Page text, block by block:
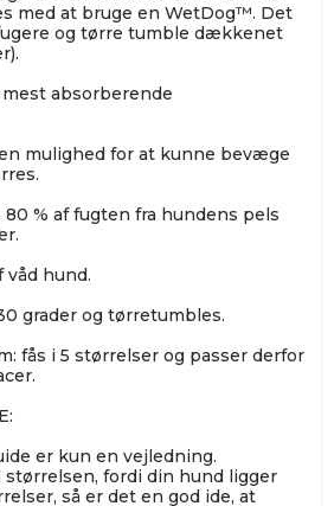
med at bruge en WetDog™. Det
og tørre tumble dækkenet
absorberende
mulighed for at kunne bevæge
% af fugten fra hundens pels
våd hund.
grader og tørretumbles.
fås i 5 størrelser og passer derfor
er kun en vejledning.
størrelsen, fordi din hund ligger
så er det en god ide, at